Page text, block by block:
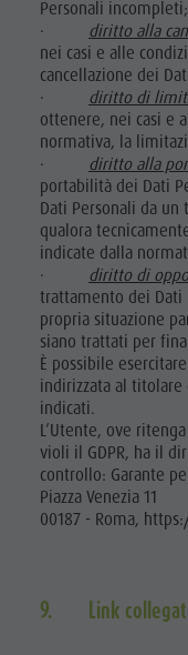
Personali incompleti;
· diritto alla
nei casi e alle
cancellazione dei
· diritto di
ottenere, nei casi e
normativa, la
· diritto alla
portabilità dei Dati
Dati Personali da
qualora
indicate dalla
· diritto di
trattamento dei Dati
propria situazione
siano trattati per
È possibile
indirizzata al
indicati.
L’Utente, ove
violi il GDPR, ha il
controllo: Garante
Piazza Venezia 11
00187 - Roma,
9. Link collegati